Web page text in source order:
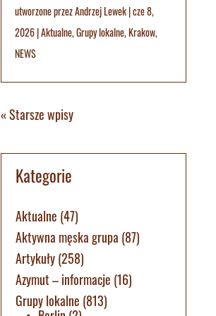
utworzone przezAndrzej Lewek|cze 8,
2026|Aktualne,Grupy lokalne,Krakow,
NEWS
« Starsze wpisy
Kategorie
Aktualne (47)
Aktywna męska grupa (87)
Artykuły(258)
Azymut – informacje (16)
Grupy lokalne (813)